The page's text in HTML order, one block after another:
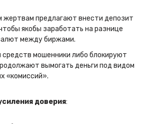
жертвам предлагают внести депозит
якобы заработать на разнице
между биржами.
средств мошенники либо блокируют
вымогать деньги под видом
«комиссий».
доверия: